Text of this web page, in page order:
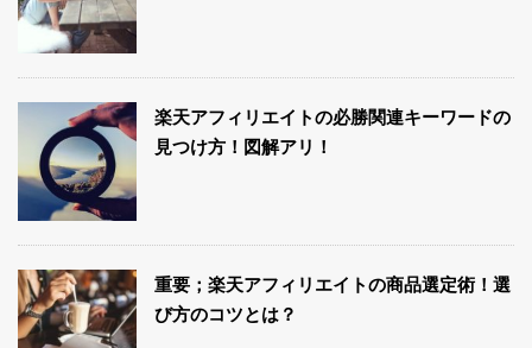
楽天アフィリエイトの必勝関連キーワードの
見つけ方！図解アリ！
重要；楽天アフィリエイトの商品選定術！選
び方のコツとは？